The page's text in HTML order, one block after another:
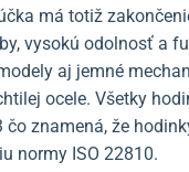
má totiž
vysokú odolnosť a
aj jemné
ocele. Všetky
znamená, že
normy ISO 22810.